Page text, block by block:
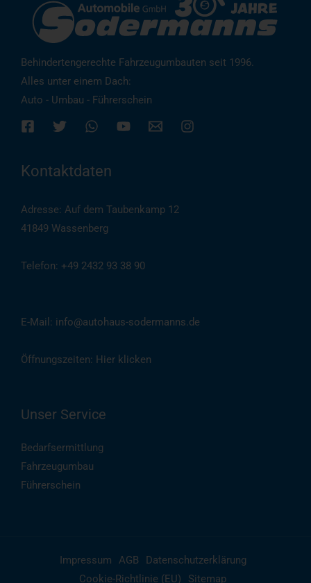
Behindertengerechte Fahrzeugumbauten seit 1996.
Alles unter einem Dach:
Auto - Umbau - Führerschein
Kontaktdaten
Adresse: Auf dem Taubenkamp 12
41849 Wassenberg
Telefon: +49 2432 93 38 90
E-Mail: info@autohaus-sodermanns.de
Öffnungszeiten: Hier klicken
Unser Service
Bedarfsermittlung
Fahrzeugumbau
Führerschein
Impressum AGB
Datenschutzerklärung
Cookie-Richtlinie (EU)
Sitemap